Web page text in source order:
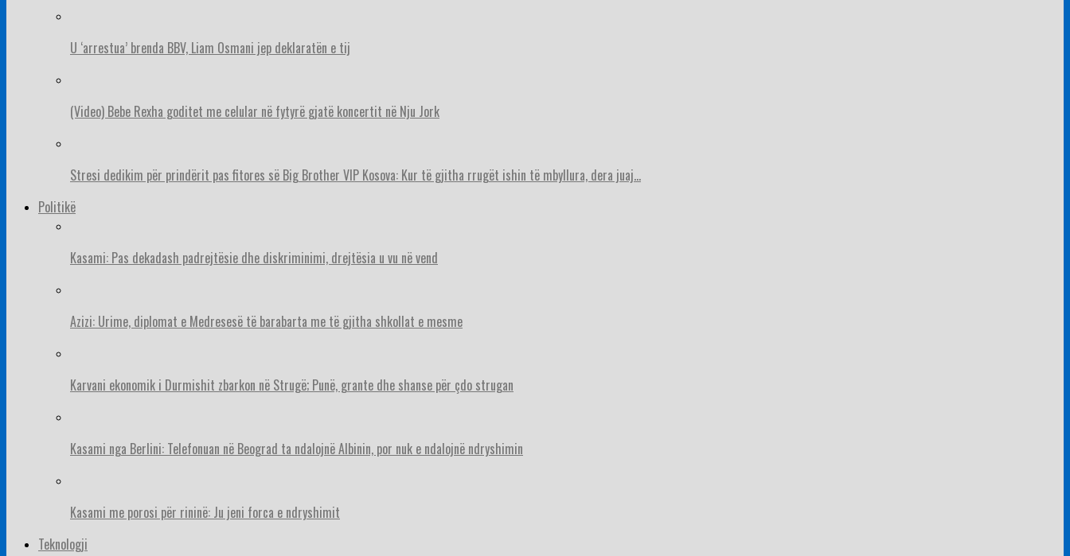
U ‘arrestua’ brenda BBV, Liam Osmani jep deklaratën e tij
(Video) Bebe Rexha goditet me celular në fytyrë gjatë koncertit në Nju Jork
Stresi dedikim për prindërit pas fitores së Big Brother VIP Kosova: Kur të gjitha rrugët ishin të mbyllura, dera juaj…
Politikë
Kasami: Pas dekadash padrejtësie dhe diskriminimi, drejtësia u vu në vend
Azizi: Urime, diplomat e Medresesë të barabarta me të gjitha shkollat e mesme
Karvani ekonomik i Durmishit zbarkon në Strugë; Punë, grante dhe shanse për çdo strugan
Kasami nga Berlini: Telefonuan në Beograd ta ndalojnë Albinin, por nuk e ndalojnë ndryshimin
Kasami me porosi për rininë: Ju jeni forca e ndryshimit
Teknologji